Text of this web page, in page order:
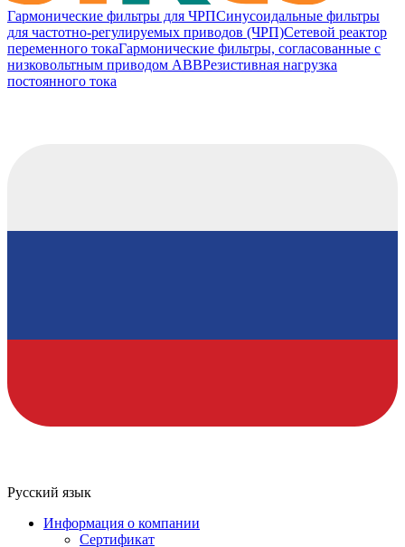
Гармонические фильтры для ЧРПСинусоидальные фильтры
для частотно-регулируемых приводов (ЧРП)Сетевой реактор
переменного токаГармонические фильтры, согласованные с
низковольтным приводом ABBРезистивная нагрузка
постоянного тока
Русский язык
Информация о компании
Сертификат